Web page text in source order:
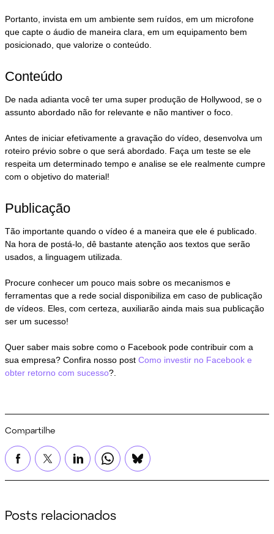
Portanto, invista em um ambiente sem ruídos, em um microfone
que capte o áudio de maneira clara, em um equipamento bem
posicionado, que valorize o conteúdo.
Conteúdo
De nada adianta você ter uma super produção de Hollywood, se o
assunto abordado não for relevante e não mantiver o foco.
Antes de iniciar efetivamente a gravação do vídeo, desenvolva um
roteiro prévio sobre o que será abordado. Faça um teste se ele
respeita um determinado tempo e analise se ele realmente cumpre
com o objetivo do material!
Publicação
Tão importante quando o vídeo é a maneira que ele é publicado.
Na hora de postá-lo, dê bastante atenção aos textos que serão
usados, a linguagem utilizada.
Procure conhecer um pouco mais sobre os mecanismos e
ferramentas que a rede social disponibiliza em caso de publicação
de vídeos. Eles, com certeza, auxiliarão ainda mais sua publicação
ser um sucesso!
Quer saber mais sobre como o Facebook pode contribuir com a
sua empresa? Confira nosso postComo investir no Facebook e
obter retorno com sucesso?.
Compartilhe
Posts relacionados